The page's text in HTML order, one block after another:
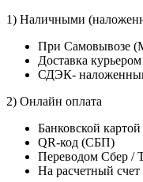
1) Наличными
При Самовывозе
Доставка курьером
СДЭК-
2) Онлайн оплата
Банковской
QR-код (СБП)
Переводом Сбер /
На расчетный счет